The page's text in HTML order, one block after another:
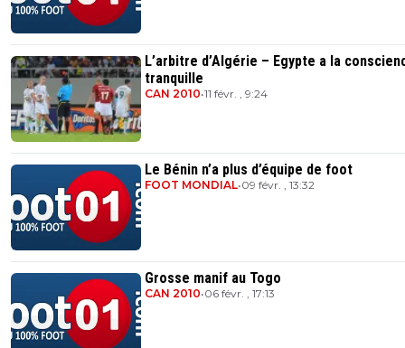
L’arbitre d’Algérie – Egypte a la
tranquille
CAN 2010•11 févr. , 9:24
Le Bénin n’a plus d’équipe de foot
FOOT MONDIAL•09 févr. , 13:32
Grosse manif au Togo
CAN 2010•06 févr. , 17:13